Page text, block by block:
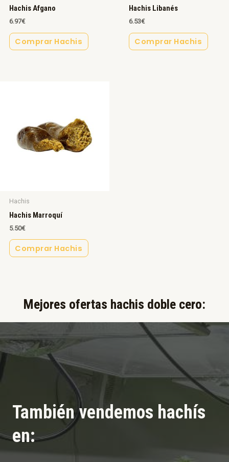
Hachis Afgano
6.97€
Comprar Hachis
Hachis Libanés
6.53€
Comprar Hachis
Hachis
Hachis Marroquí
5.50€
Comprar Hachis
Mejores ofertas hachis doble cero:​
También vendemos hachís
en: